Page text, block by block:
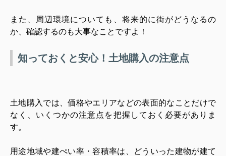
また、周辺環境についても、将来的に街がどうなるの
か、確認するのも大事なことですよ！
知っておくと安心！土地購入の注意点
土地購入では、価格やエリアなどの表面的なことだけで
なく、いくつかの注意点を把握しておく必要がありま
す。
用途地域や建ぺい率・容積率は、どういった建物が建て